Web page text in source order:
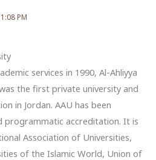
PM
services in 1990, Al-Ahliyya
the first private university and
in Jordan. AAU has been
programmatic accreditation. It is
Association of Universities,
of the Islamic World, Union of